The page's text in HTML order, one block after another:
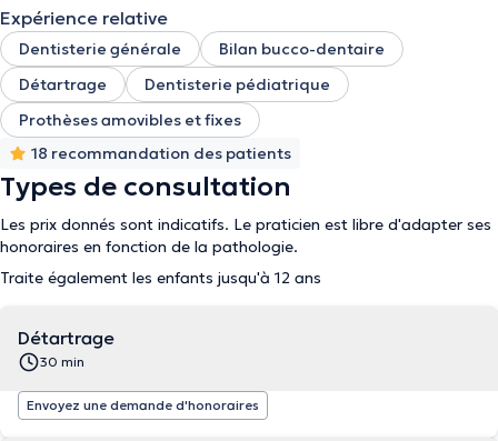
Expérience relative
Dentisterie générale
Bilan bucco-dentaire
Détartrage
Dentisterie pédiatrique
Prothèses amovibles et fixes
18 recommandation des patients
Types de consultation
Les prix donnés sont indicatifs. Le praticien est libre d'adapter ses
honoraires en fonction de la pathologie.
Traite également les enfants jusqu'à 12 ans
Détartrage
30 min
Envoyez une demande d'honoraires